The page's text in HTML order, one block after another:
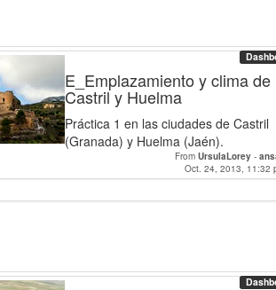
E_Emplazamiento y clima de
Castril y Huelma
Práctica 1 en las ciudades de Castril
(Granada) y Huelma (Jaén).
From UrsulaLorey -
Oct. 24, 2013, 11:32